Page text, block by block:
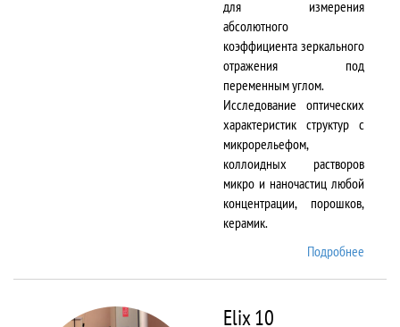
для измерения
абсолютного
коэффициента зеркального
отражения под
переменным углом.
Исследование оптических
характеристик структур с
микрорельефом,
коллоидных растворов
микро и наночастиц любой
концентрации, порошков,
керамик.
Подробнее
Elix 10